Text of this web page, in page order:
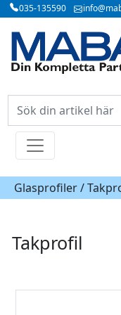
035-135590
Glasprofiler /
Takprofil